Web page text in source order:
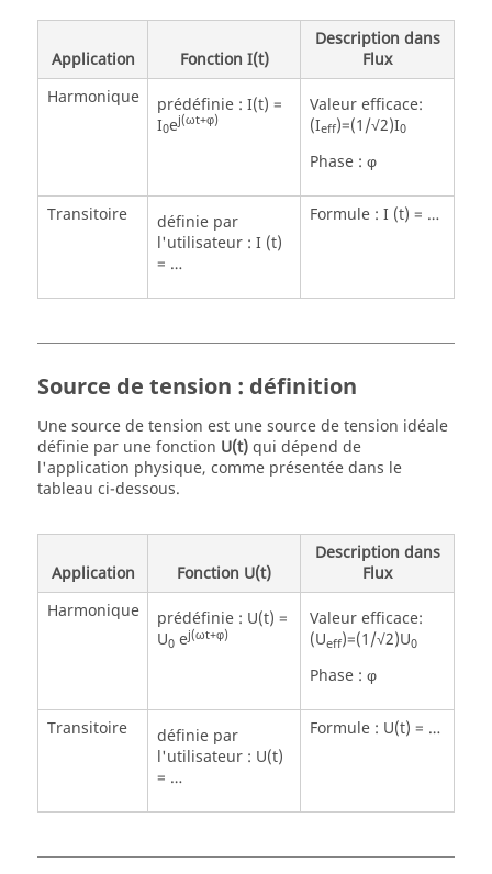
Application Fonction I(t)
Description dans
Flux
Harmonique
prédéfinie : I(t) =
I0ej(ωt+φ)
Valeur efficace:
(Ieff)=(1/√2)I0
Phase : φ
Transitoire
définie par
l'utilisateur : I (t)
= …
Formule : I (t) = …
Source de tension : définition
Une source de tension est une source de tension idéale
définie par une fonction U(t)qui dépend de
l'application physique, comme présentée dans le
tableau ci-dessous.
Application Fonction U(t)
Description dans
Flux
Harmonique
prédéfinie : U(t) =
U0ej(ωt+φ)
Valeur efficace:
(Ueff)=(1/√2)U0
Phase : φ
Transitoire
définie par
l'utilisateur : U(t)
= …
Formule : U(t) = …